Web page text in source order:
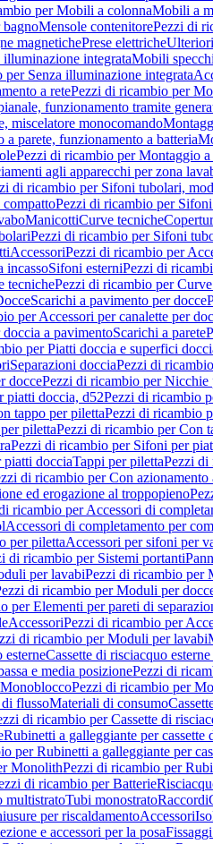
per Mobili a colonnaMobili a
Mensole contenitorePezzi di
magnetichePrese elettriche
illuminazione integrataMobili
per Senza illuminazione integrata
a retePezzi di ricambio per
funzionamento tramite
miscelatore monocomando
parete, funzionamento a batteria
Pezzi di ricambio per Montaggio a
agli apparecchi per zona
di ricambio per Sifoni tubolari,
Pezzi di ricambio per
ManicottiCurve tecniche
Pezzi di ricambio per Sifoni
AccessoriPezzi di ricambio per
incassoSifoni esterniPezzi di
tecnichePezzi di ricambio per
Scarichi a pavimento per docce
per Accessori per canalette per
a pavimentoScarichi a parete
per Piatti doccia e superfici
Separazioni docciaPezzi di
doccePezzi di ricambio per Nicchie
piatti doccia, d52Pezzi di ricambio
tappo per pilettaPezzi di ricambio
pilettaPezzi di ricambio per Con
Pezzi di ricambio per Sifoni per
piatti docciaTappi per pilettaPezzi di
di ricambio per Con azionamento
ed erogazione al troppopieno
ricambio per Accessori di
Accessori di completamento per
per pilettaAccessori per sifoni per
di ricambio per Sistemi portanti
per lavabiPezzi di ricambio per
di ricambio per Moduli per
per Elementi per pareti di
AccessoriPezzi di ricambio per
di ricambio per Moduli per lavabi
esterneCassette di risciacquo
e media posizionePezzi di
MonobloccoPezzi di ricambio per
flussoMateriali di consumo
di ricambio per Cassette di
Rubinetti a galleggiante per cassette
per Rubinetti a galleggiante per
MonolithPezzi di ricambio per
di ricambio per Batterie
multistratoTubi monostratoRaccordi
per riscaldamentoAccessori
e accessori per la posa